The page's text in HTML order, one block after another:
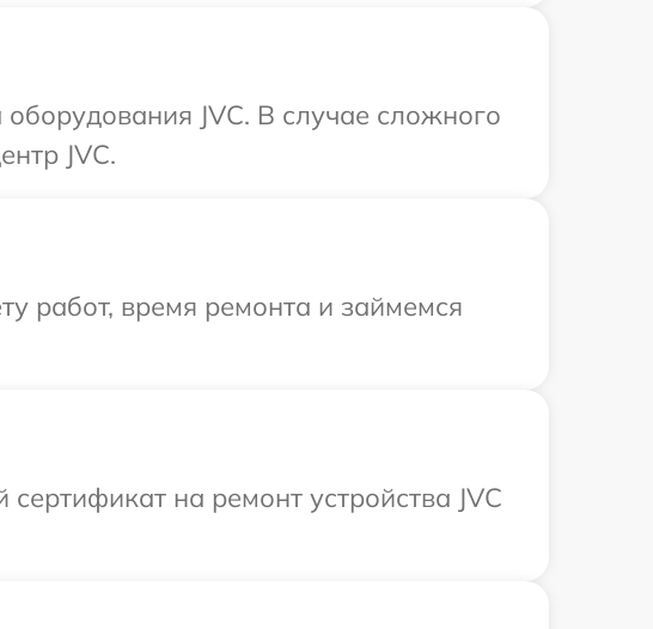
JVC. В случае сложного
JVC.
работ, время ремонта и займемся
на ремонт устройства JVC